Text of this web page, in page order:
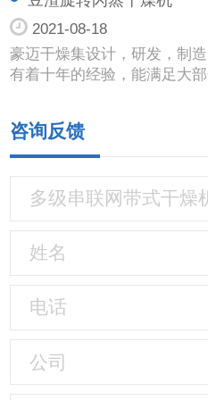
2021-08-18
豪迈干燥集设计，研发，制
有着十年的经验，能满足大
咨询反馈